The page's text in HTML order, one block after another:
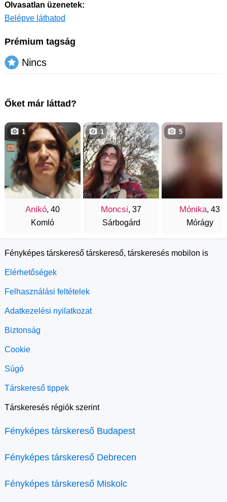
Olvasatlan üzenetek:
Belépve láthatod
Prémium tagság
Nincs
Őket már láttad?
Anikó, 40
Komló
1
Moncsi, 37
Sárbogárd
1
Mónika, 43
Mórágy
5
Fényképes társkereső társkereső, társkeresés mobilon is
Elérhetőségek
Felhasználási feltételek
Adatkezelési nyilatkozat
Biztonság
Cookie
Súgó
Társkereső tippek
Társkeresés régiók szerint
Fényképes társkereső Budapest
Fényképes társkereső Debrecen
Fényképes társkereső Miskolc